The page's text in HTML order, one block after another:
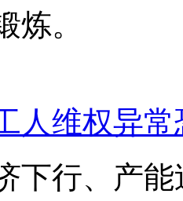
炼。
人维权异
下行、产